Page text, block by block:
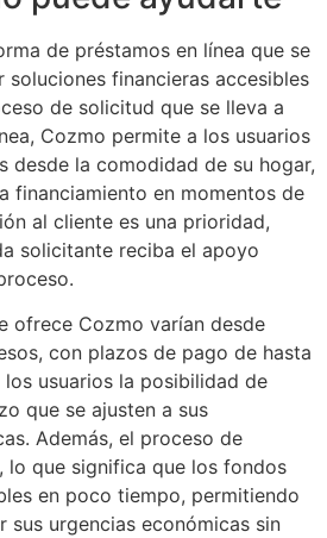
de préstamos en línea que se
soluciones financieras accesibles
de solicitud que se lleva a
Cozmo permite a los usuarios
desde la comodidad de su hogar,
financiamiento en momentos de
al cliente es una prioridad,
solicitante reciba el apoyo
ofrece Cozmo varían desde
con plazos de pago de hasta
los usuarios la posibilidad de
que se ajusten a sus
Además, el proceso de
lo que significa que los fondos
en poco tiempo, permitiendo
sus urgencias económicas sin